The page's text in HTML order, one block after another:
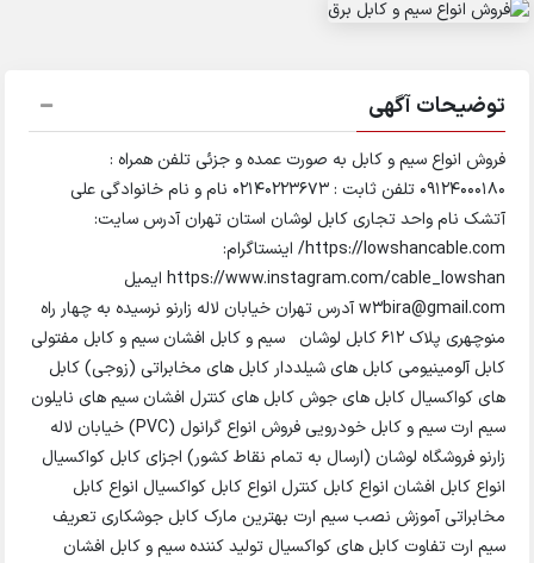
توضیحات آگهی
فروش انواع سیم و کابل به صورت عمده و جزئی تلفن همراه :
09124000180 تلفن ثابت : 02140223673 نام و نام خانوادگی علی
آتشک نام واحد تجاری کابل لوشان استان تهران آدرس سایت:
https://lowshancable.com/ اینستاگرام:
https://www.instagram.com/cable_lowshan ایمیل
w3bira@gmail.com آدرس تهران خیابان لاله زارنو نرسیده به چهار راه
منوچهری پلاک 612 کابل لوشان سیم و کابل افشان سیم و کابل مفتولی
کابل آلومینیومی کابل های شیلددار کابل های مخابراتی (زوجی) کابل
های کواکسیال کابل های جوش کابل های کنترل افشان سیم های نایلون
سیم ارت سیم و کابل خودرویی فروش انواع گرانول (PVC) خیابان لاله
زارنو فروشگاه لوشان (ارسال به تمام نقاط کشور) اجزای کابل کواکسیال
انواع کابل افشان انواع کابل کنترل انواع کابل کواکسیال انواع کابل
مخابراتی آموزش نصب سیم ارت بهترین مارک کابل جوشکاری تعریف
سیم ارت تفاوت کابل های کواکسیال تولید کننده سیم و کابل افشان